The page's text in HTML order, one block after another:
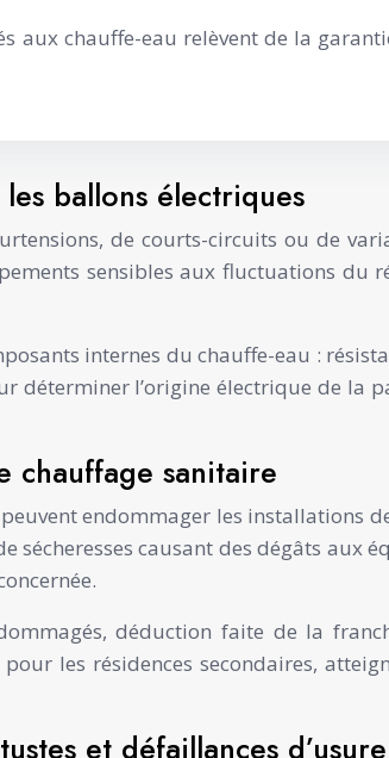
aux chauffe-eau relèvent de la
ballons électriques
de courts-circuits ou de
sensibles aux fluctuations du
internes du chauffe-eau :
l’origine électrique de la
chauffage sanitaire
endommager les installations
causant des dégâts aux
déduction faite de la
les résidences secondaires,
et défaillances d’usure